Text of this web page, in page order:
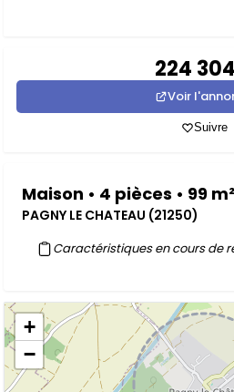
224 304
Voir
Suivre
Maison • 4 pièces • 99 m²
PAGNY LE CHATEAU (21250)
Caractéristiques en cours de
+
−